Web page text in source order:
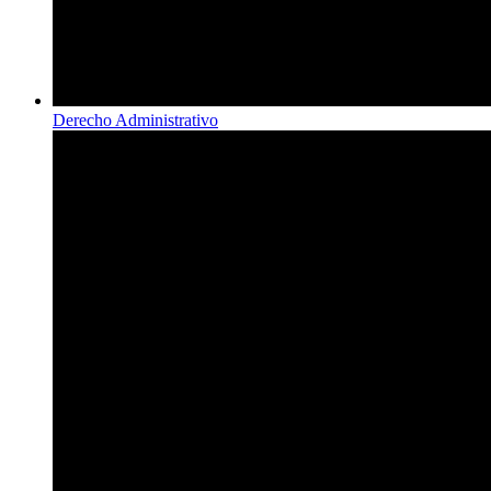
Derecho Administrativo